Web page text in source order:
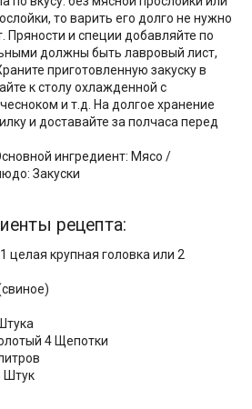
то варить его долго не нужно
Пряности и специи добавляйте по
должны быть лавровый лист,
приготовленную закуску в
к столу охлажденной с
и т.д. На долгое хранение
и доставайте за полчаса перед
ингредиент: Мясо /
Закуски
рецепта:
целая крупная головка или 2
4 Щепотки
Штук